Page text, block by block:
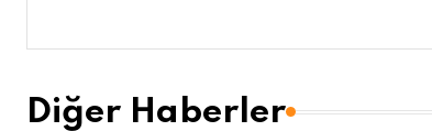
Diğer Haberler